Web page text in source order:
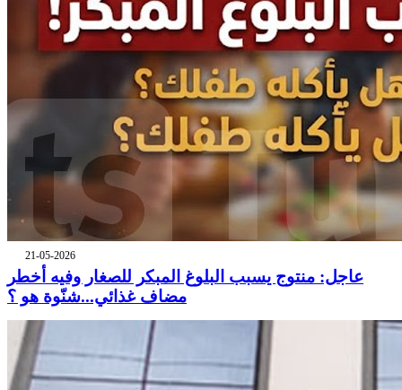
21-05-2026
عاجل: منتوج يسبب البلوغ المبكر للصغار وفيه أخطر
مضاف غذائي...شنّوة هو ؟